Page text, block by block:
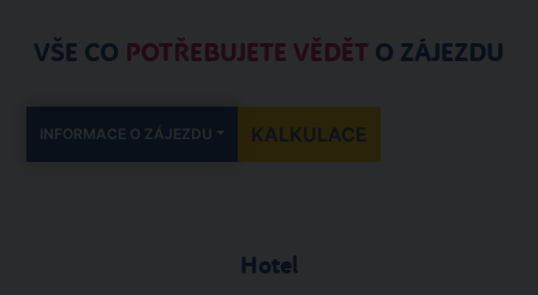
VŠE CO POTŘEBUJETE VĚDĚT O ZÁJEZDU
INFORMACE O ZÁJEZDU KALKULACE
Hotel